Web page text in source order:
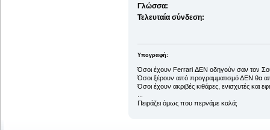
Γλώσσα:
Τελευταία σύνδεση:
Υπογραφή:
Όσοι έχουν Ferrari ΔΕΝ οδηγούν σαν τον
Όσοι ξέρουν από προγραμματισμό ΔΕΝ θα
Όσοι έχουν ακριβές κιθάρες, ενισχυτές και
Πειράζει όμως που περνάμε καλά;